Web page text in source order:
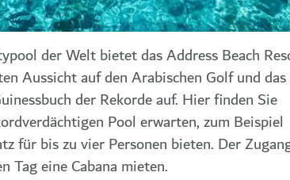
der Welt bietet das Address Beach
Aussicht auf den Arabischen Golf und
der Rekorde auf. Hier finden Sie
Pool erwarten, zum Beispiel
für bis zu vier Personen bieten. Der
Tag eine Cabana mieten.